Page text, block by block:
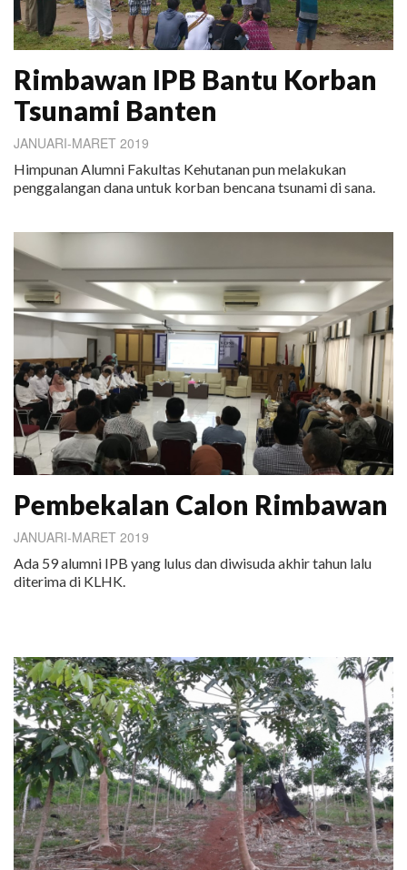
Rimbawan IPB Bantu Korban
Tsunami Banten
JANUARI-MARET 2019
Himpunan Alumni Fakultas Kehutanan pun melakukan
penggalangan dana untuk korban bencana tsunami di sana.
Pembekalan Calon Rimbawan
JANUARI-MARET 2019
Ada 59 alumni IPB yang lulus dan diwisuda akhir tahun lalu
diterima di KLHK.